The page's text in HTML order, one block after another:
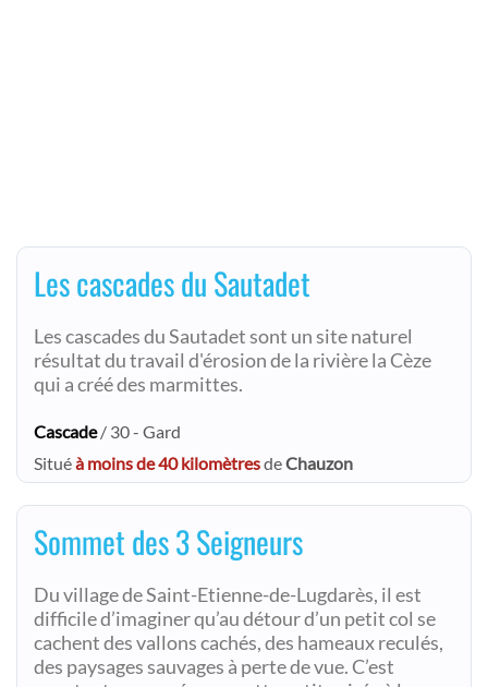
Les cascades du Sautadet
Les cascades du Sautadet sont un site naturel
résultat du travail d'érosion de la rivière la Cèze
qui a créé des marmittes.
Cascade/ 30 - Gard
Situéà moins de 40 kilomètresdeChauzon
Sommet des 3 Seigneurs
Du village de Saint-Etienne-de-Lugdarès, il est
difficile d’imaginer qu’au détour d’un petit col se
cachent des vallons cachés, des hameaux reculés,
des paysages sauvages à perte de vue. C’est